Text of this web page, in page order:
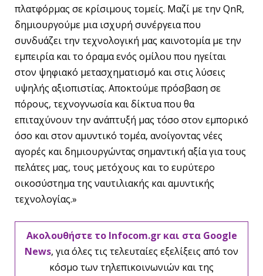
πλατφόρμας σε κρίσιμους τομείς. Μαζί με την QnR,
δημιουργούμε μια ισχυρή συνέργεια που
συνδυάζει την τεχνολογική μας καινοτομία με την
εμπειρία και το όραμα ενός ομίλου που ηγείται
στον ψηφιακό μετασχηματισμό και στις λύσεις
υψηλής αξιοπιστίας. Αποκτούμε πρόσβαση σε
πόρους, τεχνογνωσία και δίκτυα που θα
επιταχύνουν την ανάπτυξή μας τόσο στον εμπορικό
όσο και στον αμυντικό τομέα, ανοίγοντας νέες
αγορές και δημιουργώντας σημαντική αξία για τους
πελάτες μας, τους μετόχους και το ευρύτερο
οικοσύστημα της ναυτιλιακής και αμυντικής
τεχνολογίας.»
Ακολουθήστε το Infocom.gr και στα Google
News, για όλες τις τελευταίες εξελίξεις από τον
κόσμο των τηλεπικοινωνιών και της